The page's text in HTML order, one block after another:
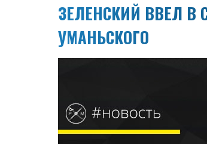
ЗЕЛЕНСКИЙ ВВЕЛ В
УМАНЬСКОГО